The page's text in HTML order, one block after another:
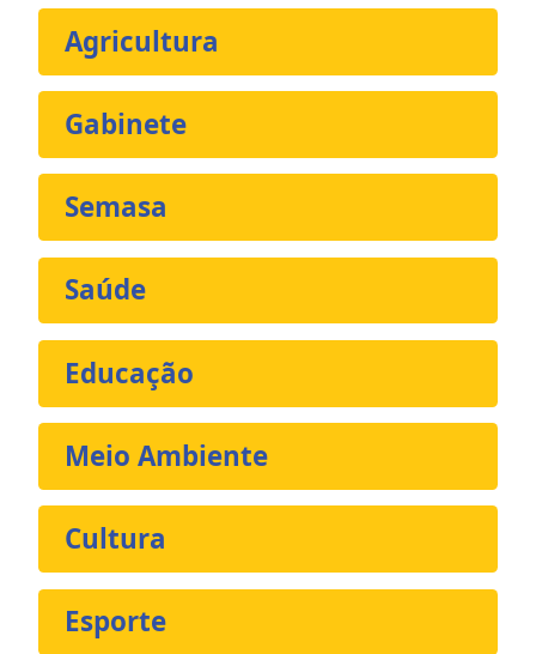
Agricultura
Gabinete
Semasa
Saúde
Educação
Meio Ambiente
Cultura
Esporte